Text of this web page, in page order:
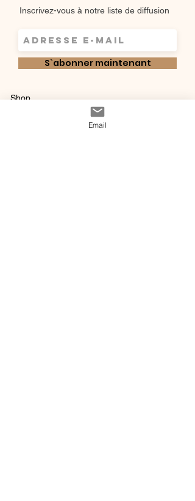
Inscrivez-vous à notre liste de diffusion
S`abonner maintenant
Shop
Email